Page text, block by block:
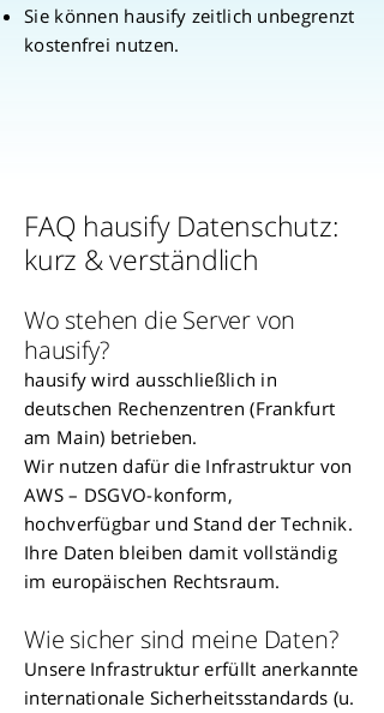
Sie können hausify zeitlich unbegrenzt
kostenfrei nutzen.
FAQ hausify Datenschutz:
kurz & verständlich
Wo stehen die Server von
hausify?
hausify wird ausschließlich in
deutschen Rechenzentren (Frankfurt
am Main) betrieben.
Wir nutzen dafür die Infrastruktur von
AWS – DSGVO-konform,
hochverfügbar und Stand der Technik.
Ihre Daten bleiben damit vollständig
im europäischen Rechtsraum.
Wie sicher sind meine Daten?
Unsere Infrastruktur erfüllt anerkannte
internationale Sicherheitsstandards (u.